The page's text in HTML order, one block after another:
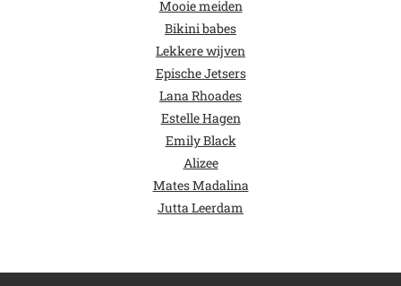
Mooie meiden
Bikini babes
Lekkere wijven
Epische Jetsers
Lana Rhoades
Estelle Hagen
Emily Black
Alizee
Mates Madalina
Jutta Leerdam